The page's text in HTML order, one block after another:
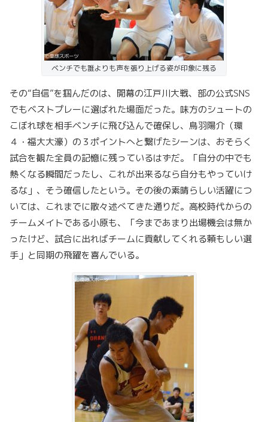
ベンチでも誰よりも声を張り上げる姿が印象に残る
その“自信”を掴んだのは、開幕の江戸川大戦、部の公式SNS
でもベストプレーに選ばれた場面だった。味方のシュートの
こぼれ球を相手ベンチに飛び込んで確保し、鳥羽陽介（環
４・福大大濠）の３ポイントへと繋げたシーンは、おそらく
試合を観た全員の記憶に残っているはずだ。「自分の中でも
熱くなる瞬間だったし、これが出来るなら自分もやっていけ
るな」、そう確信したという。その後の素晴らしい活躍につ
いては、これまでに散々述べてきた通りだ。高校時代からの
チームメイトである小原も、「今まであまり出場機会は無か
ったけど、試合に出ればチームに貢献してくれる頼もしい選
手」と同期の飛躍を喜んでいる。